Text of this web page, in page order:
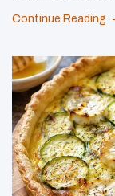
Continue Reading